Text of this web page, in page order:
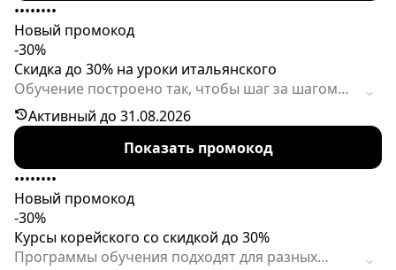
••••••••
Новый промокод
-30%
Скидка до 30% на уроки итальянского
Обучение построено так, чтобы шаг за шагом
развивать все основные языковые навыки -
разговорную речь, понимание на слух, чтение и
письмо. Предложение актуально для новых
пользователей.
Активный до 31.08.2026
Показать промокод
••••••••
Новый промокод
-30%
Курсы корейского со скидкой до 30%
Программы обучения подходят для разных